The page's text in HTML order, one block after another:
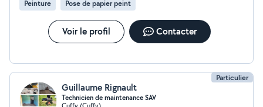
Peinture Pose de papier peint
Voir le profil Contacter
Particulier
Guillaume Rignault
Technicien de maintenance SAV